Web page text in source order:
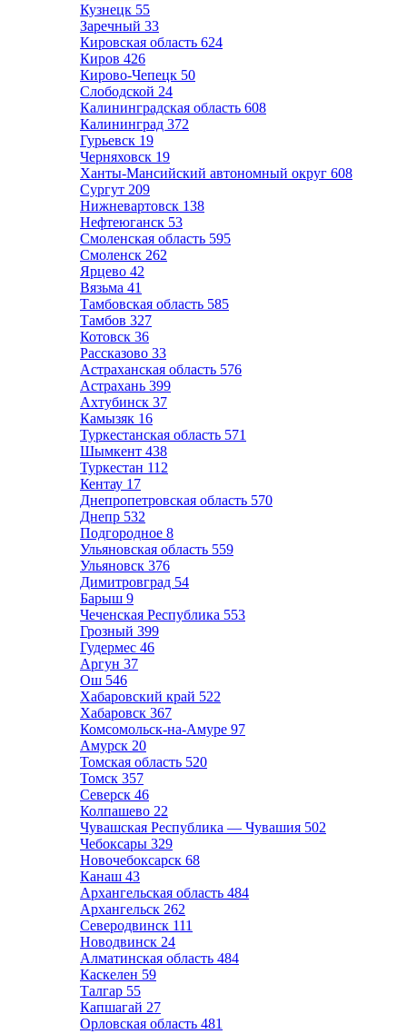
Кузнецк 55
Заречный 33
Кировская область 624
Киров 426
Кирово-Чепецк 50
Слободской 24
Калининградская область 608
Калининград 372
Гурьевск 19
Черняховск 19
Ханты-Мансийский автономный округ 608
Сургут 209
Нижневартовск 138
Нефтеюганск 53
Смоленская область 595
Смоленск 262
Ярцево 42
Вязьма 41
Тамбовская область 585
Тамбов 327
Котовск 36
Рассказово 33
Астраханская область 576
Астрахань 399
Ахтубинск 37
Камызяк 16
Туркестанская область 571
Шымкент 438
Туркестан 112
Кентау 17
Днепропетровская область 570
Днепр 532
Подгородное 8
Ульяновская область 559
Ульяновск 376
Димитровград 54
Барыш 9
Чеченская Республика 553
Грозный 399
Гудермес 46
Аргун 37
Ош 546
Хабаровский край 522
Хабаровск 367
Комсомольск-на-Амуре 97
Амурск 20
Томская область 520
Томск 357
Северск 46
Колпашево 22
Чувашская Республика — Чувашия 502
Чебоксары 329
Новочебоксарск 68
Канаш 43
Архангельская область 484
Архангельск 262
Северодвинск 111
Новодвинск 24
Алматинская область 484
Каскелен 59
Талгар 55
Капшагай 27
Орловская область 481